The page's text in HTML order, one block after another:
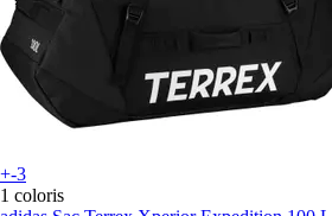
+-3
1 coloris